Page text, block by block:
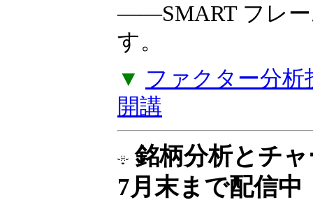
た最適な売買タイ
――SMART フレー
す。
▼ ファクター分析
開講
銘柄分析とチ